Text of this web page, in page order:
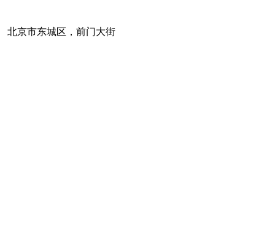
北京市东城区，前门大街